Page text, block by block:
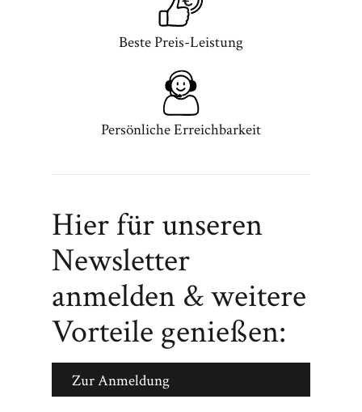
Beste Preis-Leistung
Persönliche Erreichbarkeit
Hier für unseren
Newsletter
anmelden & weitere
Vorteile genießen:
Zur Anmeldung